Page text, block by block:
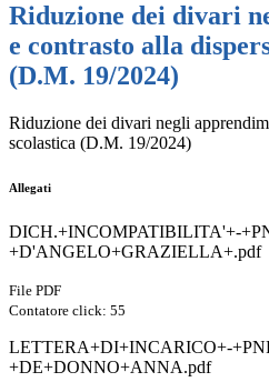
Riduzione dei divari
e contrasto alla
(D.M. 19/2024)
Riduzione dei divari negli
scolastica (D.M. 19/2024)
Allegati
DICH.+INCOMPATIBILITA'+-
+D'ANGELO+GRAZIELLA+.pdf
File PDF
Contatore click: 55
LETTERA+DI+INCARICO+-
+DE+DONNO+ANNA.pdf